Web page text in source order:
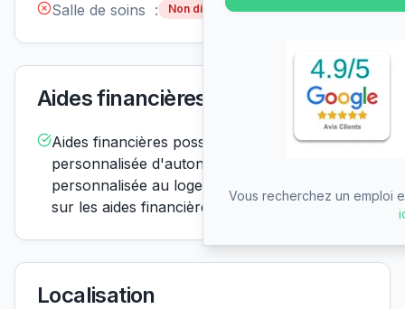
Salle de soins : Non disponible
Aides financières acceptées
Aides financières possiblesAPA (allocation
personnalisée d'autonomie) APL (aide
personnalisée au logement) En savoir plus
sur les aides financières
Localisation
Vous recherchez un emploi